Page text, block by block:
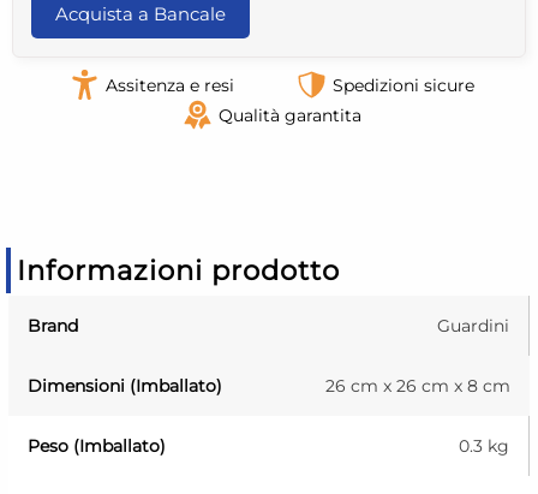
Acquista a Bancale
Assitenza e resi
Spedizioni sicure
Qualità garantita
Informazioni prodotto
Brand Guardini
Dimensioni (Imballato) 26 cm x 26 cm x 8 cm
Peso (Imballato) 0.3 kg